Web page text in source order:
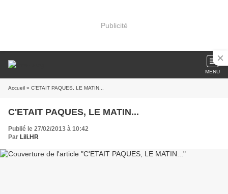
Publicité
MENU
Accueil » C'ETAIT PAQUES, LE MATIN...
C'ETAIT PAQUES, LE MATIN...
Publié le 27/02/2013 à 10:42
Par Lili.HR